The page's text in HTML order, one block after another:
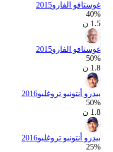
غوستافو الفارو2015
40‎%‎
غوستافو الفارو2015
50‎%‎
بيدرو أنتونيو تروغليو2016
50‎%‎
بيدرو أنتونيو تروغليو2016
25‎%‎